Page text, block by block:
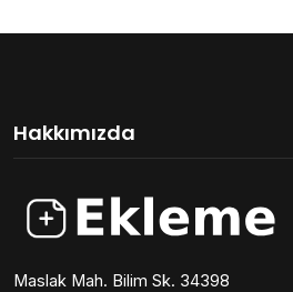
Hakkımızda
Maslak Mah. Bilim Sk. 34398